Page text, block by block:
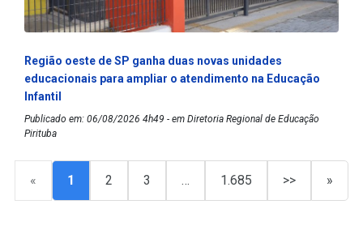
Região oeste de SP ganha duas novas unidades
educacionais para ampliar o atendimento na Educação
Infantil
Publicado em: 06/08/2026 4h49 - em Diretoria Regional de Educação
Pirituba
« 1 2 3 … 1.685 >> »